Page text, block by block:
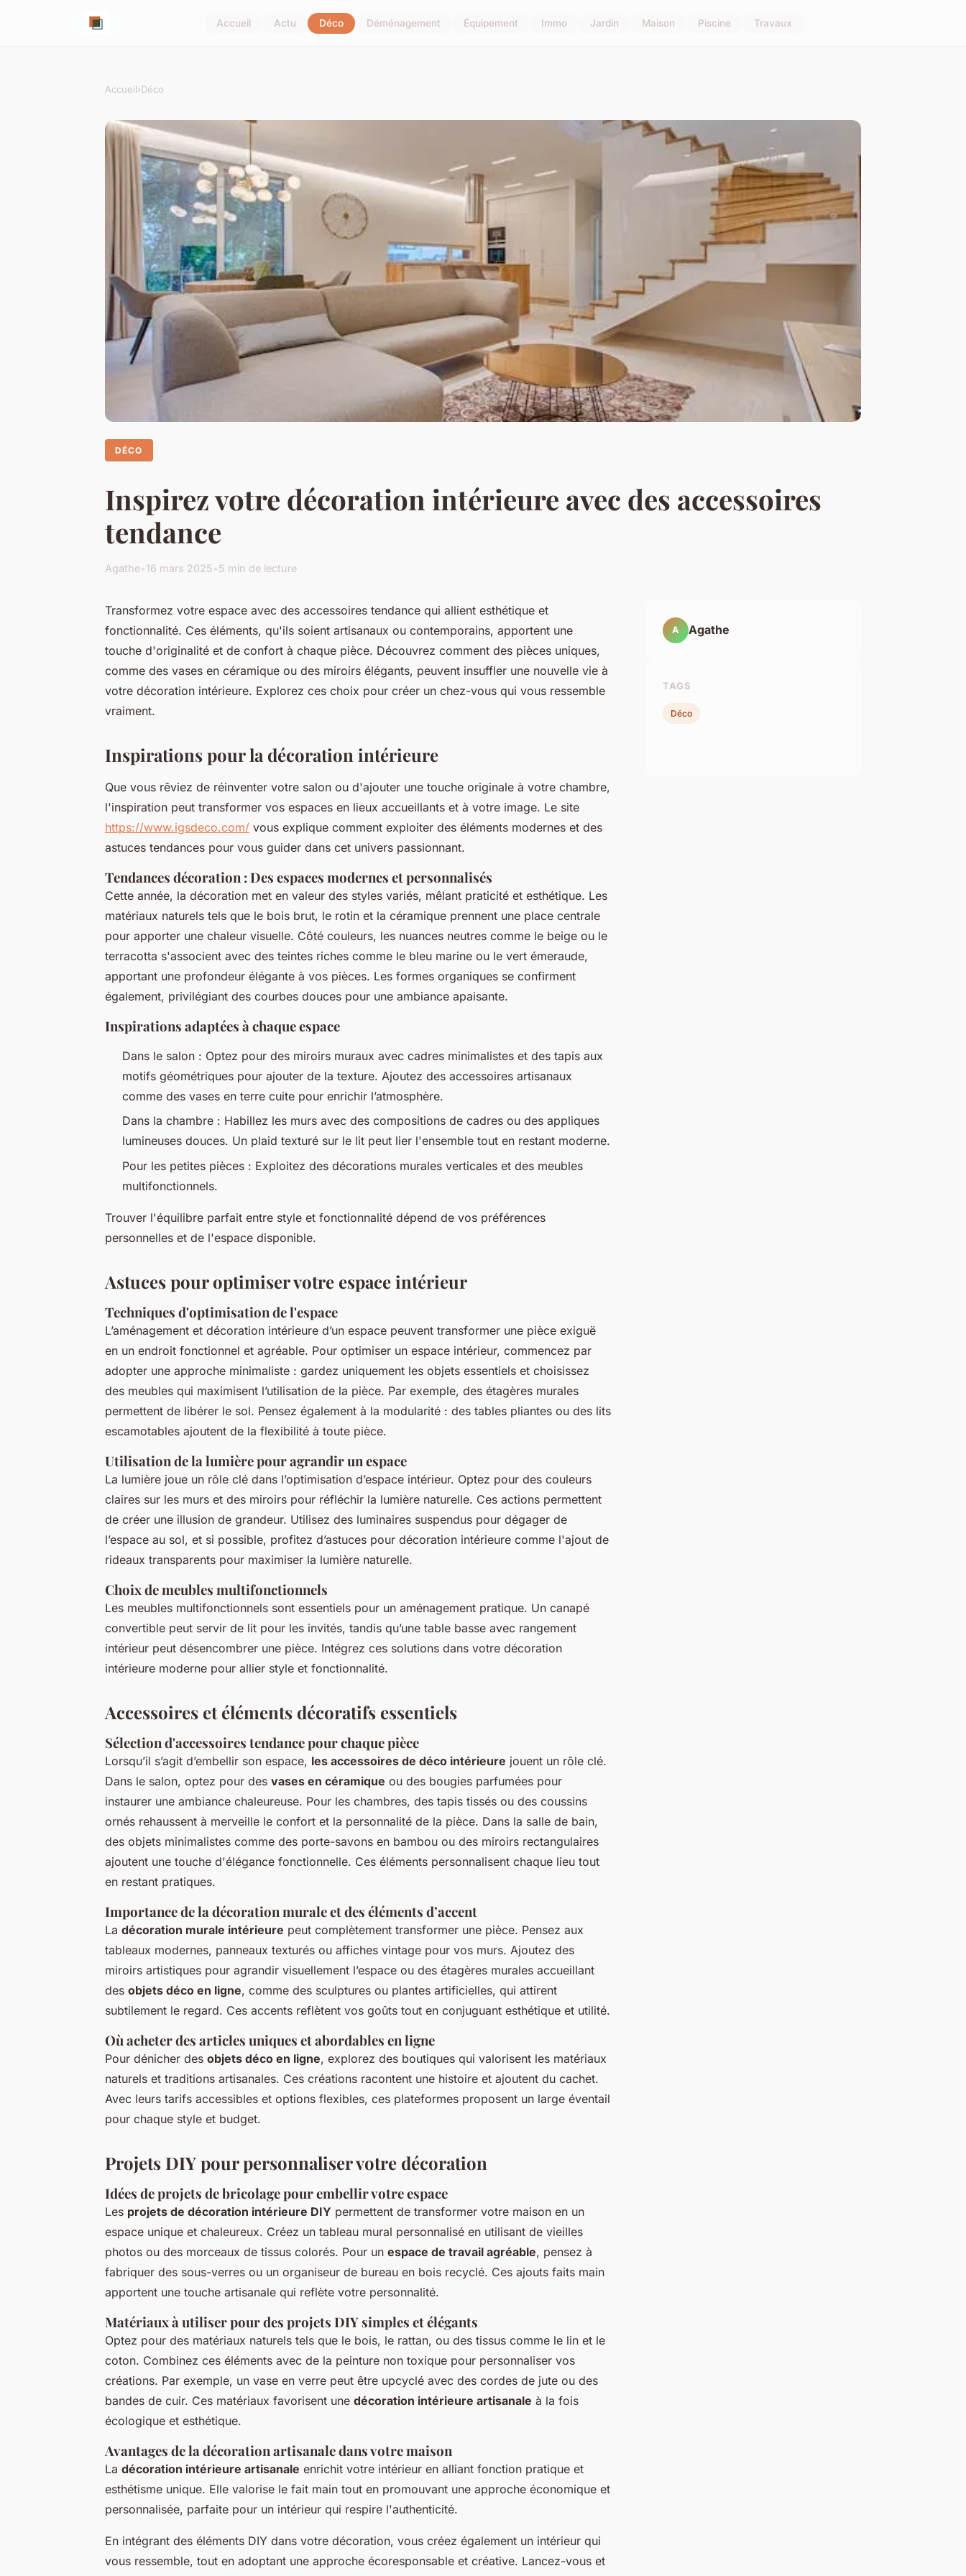
Accueil Actu Déco Déménagement Équipement Immo Jardin Maison Piscine Travaux
Accueil›Déco
DÉCO
Inspirez votre décoration intérieure avec des accessoires
tendance
Agathe•16 mars 2025•5 min de lecture
Transformez votre espace avec des accessoires tendance qui allient esthétique et
fonctionnalité. Ces éléments, qu'ils soient artisanaux ou contemporains, apportent une
touche d'originalité et de confort à chaque pièce. Découvrez comment des pièces uniques,
comme des vases en céramique ou des miroirs élégants, peuvent insuffler une nouvelle vie à
votre décoration intérieure. Explorez ces choix pour créer un chez-vous qui vous ressemble
vraiment.
Inspirations pour la décoration intérieure
Que vous rêviez de réinventer votre salon ou d'ajouter une touche originale à votre chambre,
l'inspiration peut transformer vos espaces en lieux accueillants et à votre image. Le site
https://www.igsdeco.com/ vous explique comment exploiter des éléments modernes et des
astuces tendances pour vous guider dans cet univers passionnant.
Tendances décoration : Des espaces modernes et personnalisés
Cette année, la décoration met en valeur des styles variés, mêlant praticité et esthétique. Les
matériaux naturels tels que le bois brut, le rotin et la céramique prennent une place centrale
pour apporter une chaleur visuelle. Côté couleurs, les nuances neutres comme le beige ou le
terracotta s'associent avec des teintes riches comme le bleu marine ou le vert émeraude,
apportant une profondeur élégante à vos pièces. Les formes organiques se confirment
également, privilégiant des courbes douces pour une ambiance apaisante.
Inspirations adaptées à chaque espace
Dans le salon : Optez pour des miroirs muraux avec cadres minimalistes et des tapis aux
motifs géométriques pour ajouter de la texture. Ajoutez des accessoires artisanaux
comme des vases en terre cuite pour enrichir l’atmosphère.
Dans la chambre : Habillez les murs avec des compositions de cadres ou des appliques
lumineuses douces. Un plaid texturé sur le lit peut lier l'ensemble tout en restant moderne.
Pour les petites pièces : Exploitez des décorations murales verticales et des meubles
multifonctionnels.
Trouver l'équilibre parfait entre style et fonctionnalité dépend de vos préférences
personnelles et de l'espace disponible.
Astuces pour optimiser votre espace intérieur
Techniques d'optimisation de l'espace
L’aménagement et décoration intérieure d’un espace peuvent transformer une pièce exiguë
en un endroit fonctionnel et agréable. Pour optimiser un espace intérieur, commencez par
adopter une approche minimaliste : gardez uniquement les objets essentiels et choisissez
des meubles qui maximisent l’utilisation de la pièce. Par exemple, des étagères murales
permettent de libérer le sol. Pensez également à la modularité : des tables pliantes ou des lits
escamotables ajoutent de la flexibilité à toute pièce.
Utilisation de la lumière pour agrandir un espace
La lumière joue un rôle clé dans l’optimisation d’espace intérieur. Optez pour des couleurs
claires sur les murs et des miroirs pour réfléchir la lumière naturelle. Ces actions permettent
de créer une illusion de grandeur. Utilisez des luminaires suspendus pour dégager de
l’espace au sol, et si possible, profitez d’astuces pour décoration intérieure comme l'ajout de
rideaux transparents pour maximiser la lumière naturelle.
Choix de meubles multifonctionnels
Les meubles multifonctionnels sont essentiels pour un aménagement pratique. Un canapé
convertible peut servir de lit pour les invités, tandis qu’une table basse avec rangement
intérieur peut désencombrer une pièce. Intégrez ces solutions dans votre décoration
intérieure moderne pour allier style et fonctionnalité.
Accessoires et éléments décoratifs essentiels
Sélection d'accessoires tendance pour chaque pièce
Lorsqu’il s’agit d’embellir son espace, les accessoires de déco intérieure jouent un rôle clé.
Dans le salon, optez pour des vases en céramique ou des bougies parfumées pour
instaurer une ambiance chaleureuse. Pour les chambres, des tapis tissés ou des coussins
ornés rehaussent à merveille le confort et la personnalité de la pièce. Dans la salle de bain,
des objets minimalistes comme des porte-savons en bambou ou des miroirs rectangulaires
ajoutent une touche d'élégance fonctionnelle. Ces éléments personnalisent chaque lieu tout
en restant pratiques.
Importance de la décoration murale et des éléments d’accent
La décoration murale intérieure peut complètement transformer une pièce. Pensez aux
tableaux modernes, panneaux texturés ou affiches vintage pour vos murs. Ajoutez des
miroirs artistiques pour agrandir visuellement l’espace ou des étagères murales accueillant
des objets déco en ligne, comme des sculptures ou plantes artificielles, qui attirent
subtilement le regard. Ces accents reflètent vos goûts tout en conjuguant esthétique et utilité.
Où acheter des articles uniques et abordables en ligne
Pour dénicher des objets déco en ligne, explorez des boutiques qui valorisent les matériaux
naturels et traditions artisanales. Ces créations racontent une histoire et ajoutent du cachet.
Avec leurs tarifs accessibles et options flexibles, ces plateformes proposent un large éventail
pour chaque style et budget.
Projets DIY pour personnaliser votre décoration
Idées de projets de bricolage pour embellir votre espace
Les projets de décoration intérieure DIY permettent de transformer votre maison en un
espace unique et chaleureux. Créez un tableau mural personnalisé en utilisant de vieilles
photos ou des morceaux de tissus colorés. Pour un espace de travail agréable, pensez à
fabriquer des sous-verres ou un organiseur de bureau en bois recyclé. Ces ajouts faits main
apportent une touche artisanale qui reflète votre personnalité.
Matériaux à utiliser pour des projets DIY simples et élégants
Optez pour des matériaux naturels tels que le bois, le rattan, ou des tissus comme le lin et le
coton. Combinez ces éléments avec de la peinture non toxique pour personnaliser vos
créations. Par exemple, un vase en verre peut être upcyclé avec des cordes de jute ou des
bandes de cuir. Ces matériaux favorisent une décoration intérieure artisanale à la fois
écologique et esthétique.
Avantages de la décoration artisanale dans votre maison
La décoration intérieure artisanale enrichit votre intérieur en alliant fonction pratique et
esthétisme unique. Elle valorise le fait main tout en promouvant une approche économique et
personnalisée, parfaite pour un intérieur qui respire l'authenticité.
En intégrant des éléments DIY dans votre décoration, vous créez également un intérieur qui
vous ressemble, tout en adoptant une approche écoresponsable et créative. Lancez-vous et
A Agathe
TAGS
Déco